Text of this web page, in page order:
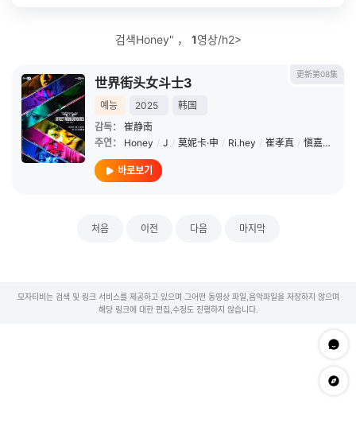
검색Honey" ， 1영상/h2>
更新第08集
世界街头女斗士3
예능 2025
韩国
감독：
崔静南
주연：
Honey / J / 莫妮卡·申 / Ri.hey / 崔孝真 / 愼嘉庀
바로보기
처음 이전 다음 마지막
모자티비는 검색 및 링크 서비스를 제공하고 있으며 그어떤 동영상 파일,음악파일을 저장하지 않으며
해당 링크에 대한 편집,수정도 진행하지 않습니다.
문의하
app